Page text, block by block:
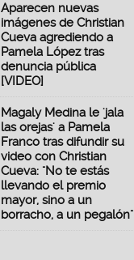
Aparecen nuevas
imágenes de Christian
Cueva agrediendo a
Pamela López tras
denuncia pública
[VIDEO]
Magaly Medina le 'jala
las orejas' a Pamela
Franco tras difundir su
video con Christian
Cueva: "No te estás
llevando el premio
mayor, sino a un
borracho, a un pegalón"